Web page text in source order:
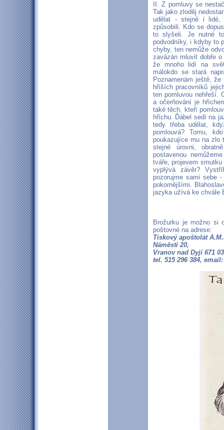
II. Z pomluvy se
Tak jako zloděj
udělat - stejně i lidé,
způsobili. Kdo se
to slyšeli. Je nutné
podvodníky, i kdyby to
chyby, ten nemůže
zavázán mluvit dobře
že mnoho lidí na
málokdo se stará
Poznamenám ještě,
hříších pracovníků
ten pomluvou nehřeší.
a očerňování je
také těch, kteří
hříchu. Ďábel sedí na
tedy třeba udělat,
pomlouvá? Tomu,
poukazujíce mu na zlo
stejné úrovni,
postavenou
tváře, projevem
vyplývá závěr?
pozorujme sami sebe
pokornějšími.
jazyka užívá ke chvále
Brožurku je možno si
poštovné na adrese:
Tiskový apoštolát
Náměstí 20,
Vranov nad Dyjí 671
tel. 515 296 384,